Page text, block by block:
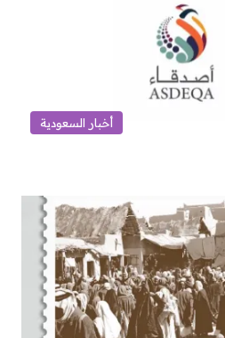
أخبار السعودية